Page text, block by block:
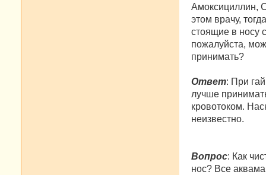
Амоксициллин,
этом врачу,
стоящие в носу
пожалуйста,
принимать?
Ответ: При
лучше
кровотоком.
неизвестно.
Вопрос: Как
нос? Все